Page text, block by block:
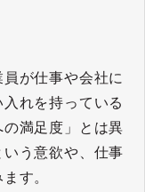
が仕事や会社に
れを持っている
満足度」とは異
う意欲や、仕事
す。